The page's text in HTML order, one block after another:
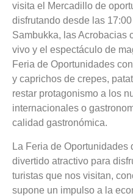
visita el Mercadillo de
disfrutando desde las
Sambukka, las Acrobacias
vivo y el espectáculo de
Feria de Oportunidades
y caprichos de crepes,
restar protagonismo a los
internacionales o
calidad gastronómica.
La Feria de Oportunidades
divertido atractivo para
turistas que nos visitan,
supone un impulso a la